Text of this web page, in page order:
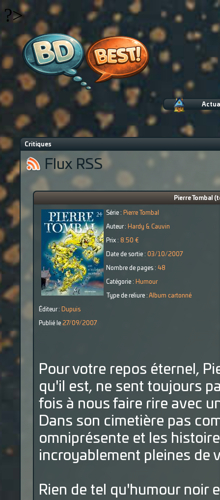
?>
Critiques
Flux RSS
Pierre Tombal
Série : Pierre Tombal
Auteur : Hardy & Cauvin
Prix : 8.50 €
Date de sortie : 03/10/2007
Nombre de pages : 48
Catégorie : Humour
Type de reliure : Album cartonné
Éditeur : Dupuis
Publié le 27/09/2007
Pour votre repos éternel,
qu'il est, ne sent toujours
fois à nous faire rire avec
Dans son cimetière pas
omniprésente et les
incroyablement pleines de
Rien de tel qu'humour noir